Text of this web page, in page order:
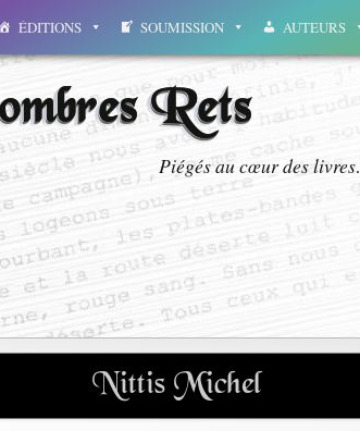
ÉDITIONS SOUMISSION AUTEURS
Rets
Piégés au cœur des
Nittis Michel